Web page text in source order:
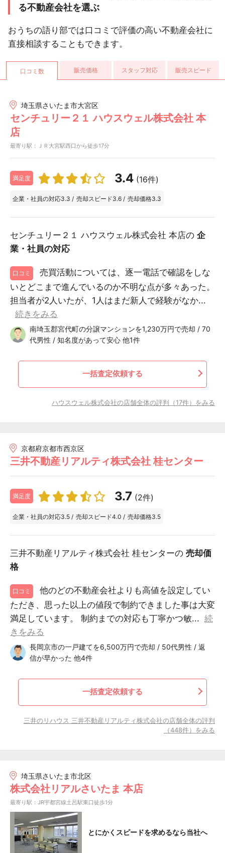
る不動産会社を選ぶ
おうちの語り部では口コミで評価の高い不動産会社に
直接相談することもできます。
口コミ数 販売価格 スタッフ対応 販売スピード
埼玉県さいたま市大宮区
センチュリー２１ ハウスウェル株式会社 本
店
最寄り駅：ＪＲ大宮駅西口から徒歩17分
満足度 3.4 (16件)
企業・社員の対応3.3 / 売却スピード3.6 / 売却価格3.3
センチュリー２１ ハウスウェル株式会社 本店の 企
業・社員の対応
口コミ
売買活動については、逐一電話で確認をしな
いとどこまで進んでいるのか不明な点が多々あった。
担当者が2人いたが、1人はまだ新人で経験がなか...
続きをみる
南埼玉郡宮代町の分譲マンションを1,230万円で売却 / 70
代男性 / 知名度があって安心 他1件
一括査定依頼する
ハウスウェル株式会社の店舗全体の評判（17件）をみる
京都府京都市西京区
三井不動産リアルティ株式会社 桂センター
満足度 3.7 (2件)
企業・社員の対応3.5 / 売却スピード4.0 / 売却価格3.5
三井不動産リアルティ株式会社 桂センターの 売却価
格
口コミ
他のどの不動産会社よりも高値を設定してい
ただき、思った以上の値段で制約できました事は大変
満足しています。 制約までの対応も丁寧かつ敏... 続
きをみる
長岡京市の一戸建てを6,500万円で売却 / 50代男性 / 返
信が早かった 他4件
一括査定依頼する
三井のリハウス 三井不動産リアルティ株式会社の店舗全体の評判
（448件）をみる
埼玉県さいたま市北区
株式会社リアルさいたま 本店
最寄り駅：JR宇都宮線土呂駅東口徒歩1分
とにかくスピードを求めるなら当社へ